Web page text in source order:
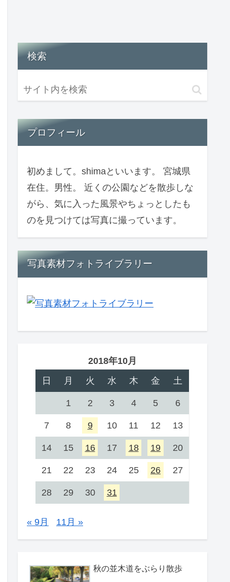
検索
プロフィール
初めまして。shimaといいます。 宮城県
在住。男性。 近くの公園などを散歩しな
がら、気に入った風景やちょっとしたも
のを見つけては写真に撮っています。
写真素材フォトライブラリー
2018年10月
日
月 火 水 木 金 土
1 2 3 4 5 6
7 8 9 10 11 12 13
14 15 16 17 18 19 20
21 22 23 24 25 26 27
28 29 30 31
« 9月 11月 »
秋の並木道をぶらり散歩